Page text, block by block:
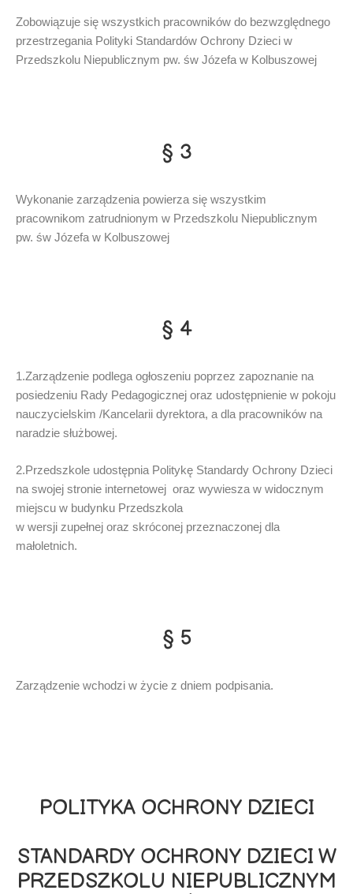
Zobowiązuje się wszystkich pracowników do bezwzględnego
przestrzegania Polityki Standardów Ochrony Dzieci w
Przedszkolu Niepublicznym pw. św Józefa w Kolbuszowej
§ 3
Wykonanie zarządzenia powierza się wszystkim
pracownikom zatrudnionym w Przedszkolu Niepublicznym
pw. św Józefa w Kolbuszowej
§ 4
1.Zarządzenie podlega ogłoszeniu poprzez zapoznanie na
posiedzeniu Rady Pedagogicznej oraz udostępnienie w pokoju
nauczycielskim /Kancelarii dyrektora, a dla pracowników na
naradzie służbowej.
2.Przedszkole udostępnia Politykę Standardy Ochrony Dzieci
na swojej stronie internetowej oraz wywiesza w widocznym
miejscu w budynku Przedszkola
w wersji zupełnej oraz skróconej przeznaczonej dla
małoletnich.
§ 5
Zarządzenie wchodzi w życie z dniem podpisania.
POLITYKA OCHRONY DZIECI
STANDARDY OCHRONY DZIECI W
PRZEDSZKOLU NIEPUBLICZNYM